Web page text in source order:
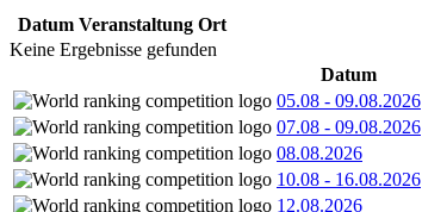
Datum Veranstaltung Ort
Keine Ergebnisse gefunden
Datum
05.08 - 09.08.2026
07.08 - 09.08.2026
08.08.2026
10.08 - 16.08.2026
12.08.2026